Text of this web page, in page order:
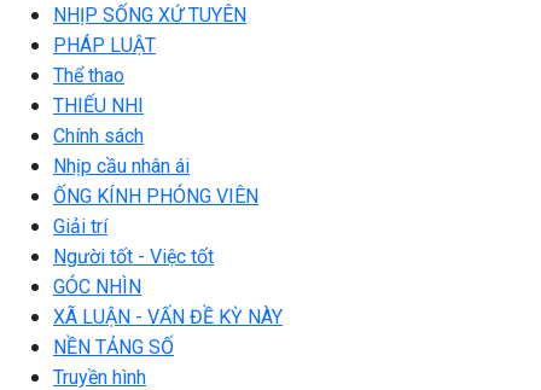
NHỊP SỐNG XỨ TUYÊN
PHÁP LUẬT
Thể thao
THIẾU NHI
Chính sách
Nhịp cầu nhân ái
ỐNG KÍNH PHÓNG VIÊN
Giải trí
Người tốt - Việc tốt
GÓC NHÌN
XÃ LUẬN - VẤN ĐỀ KỲ NÀY
NỀN TẢNG SỐ
Truyền hình